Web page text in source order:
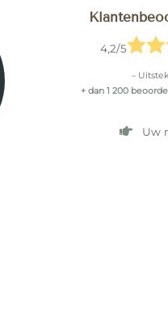
4,2/5
–
+ dan 1 200
 Uw